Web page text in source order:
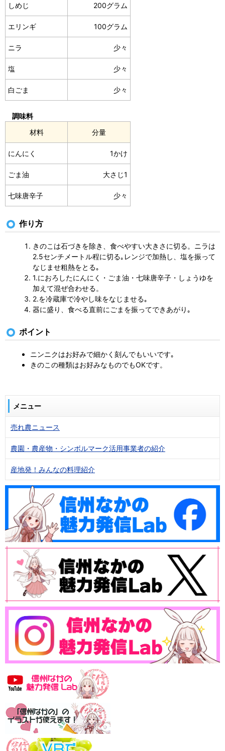
しめじ 200グラム
エリンギ 100グラム
ニラ 少々
塩 少々
白ごま 少々
調味料
材料
分量
にんにく 1かけ
ごま油 大さじ1
七味唐辛子 少々
作り方
きのこは石づきを除き、食べやすい大きさに切る。ニラは
2.5センチメートル程に切る｡レンジで加熱し、塩を振って
なじませ粗熱をとる｡
1.におろしたにんにく・ごま油・七味唐辛子・しょうゆを
加えて混ぜ合わせる。
2.を冷蔵庫で冷やし味をなじませる｡
器に盛り、食べる直前にごまを振ってできあがり｡
ポイント
ニンニクはお好みで細かく刻んでもいいです｡
きのこの種類はお好みなものでもOKです。
メニュー
売れ農ニュース
農園・農産物・シンボルマーク活用事業者の紹介
産地発！みんなの料理紹介